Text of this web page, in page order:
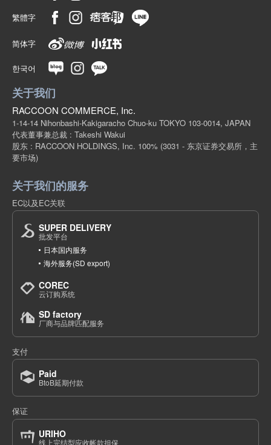
繁體字
简体字
한국어
关于我们
RACCOON COMMERCE, Inc.
1-14-14 Nihonbashi-Kakigaracho Chuo-ku TOKYO 103-0014, JAPAN
代表董事兼总裁 : Takeshi Wakui
股东 : RACCOON HOLDINGS, Inc. 100% (3031 - 东京证券交易所，主
要市场)
关于我们的服务
EC以及EC关联
SUPER DELIVERY
批发平台
日本国内服务
海外服务(SD export)
COREC
云订购系统
SD factory
厂商与品牌匹配服务
支付
Paid
BtoB延期付款
保证
URIHO
线上完结型应收帐款担保